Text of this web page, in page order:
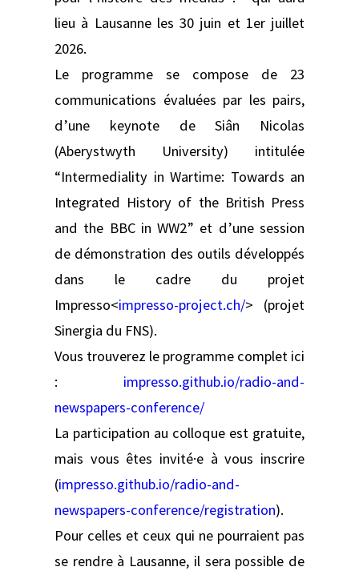
lieu à Lausanne les 30 juin et 1er juillet
2026.
Le programme se compose de 23
communications évaluées par les pairs,
d’une keynote de Siân Nicolas
(Aberystwyth University) intitulée
“Intermediality in Wartime: Towards an
Integrated History of the British Press
and the BBC in WW2” et d’une session
de démonstration des outils développés
dans le cadre du projet
Impresso<impresso-project.ch/> (projet
Sinergia du FNS).
Vous trouverez le programme complet ici
: impresso.github.io/radio-and-
newspapers-conference/
La participation au colloque est gratuite,
mais vous êtes invité·e à vous inscrire
(impresso.github.io/radio-and-
newspapers-conference/registration).
Pour celles et ceux qui ne pourraient pas
se rendre à Lausanne, il sera possible de